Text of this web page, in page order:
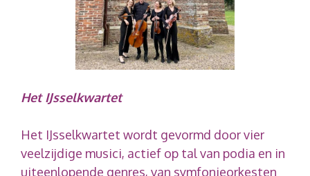
Het IJsselkwartet
Het IJsselkwartet wordt gevormd door vier
veelzijdige musici, actief op tal van podia en in
uiteenlopende genres, van symfonieorkesten